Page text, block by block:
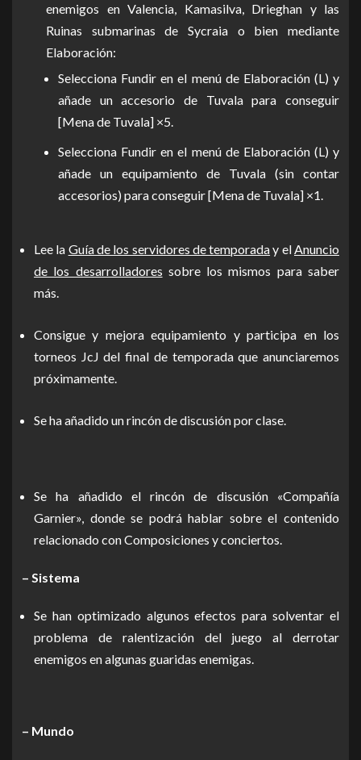
enemigos en Valencia, Kamasilva, Drieghan y las
Ruinas submarinas de Sycraia o bien mediante
Elaboración:
Selecciona Fundir en el menú de Elaboración (L) y
añade un accesorio de Tuvala para conseguir
[Mena de Tuvala] ×5.
Selecciona Fundir en el menú de Elaboración (L) y
añade un equipamiento de Tuvala (sin contar
accesorios) para conseguir [Mena de Tuvala] ×1.
Lee la Guía de los servidores de temporaday elAnuncio
de los desarrolladores sobre los mismos para saber
más.
Consigue y mejora equipamiento y participa en los
torneos JcJ del final de temporada que anunciaremos
próximamente.
Se ha añadido un rincón de discusión por clase.
Se ha añadido el rincón de discusión «Compañía
Garnier», donde se podrá hablar sobre el contenido
relacionado con Composiciones y conciertos.
– Sistema
Se han optimizado algunos efectos para solventar el
problema de ralentización del juego al derrotar
enemigos en algunas guaridas enemigas.
– Mundo